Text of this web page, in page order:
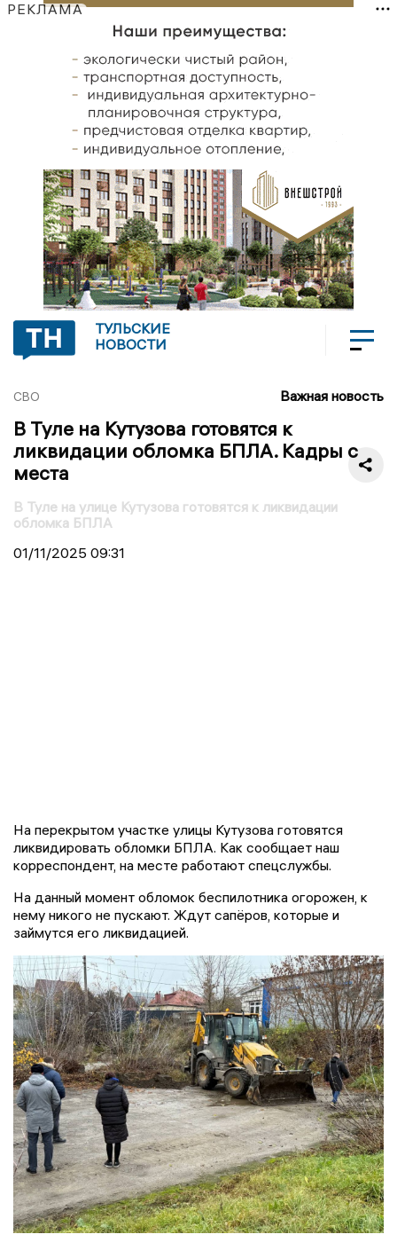
РЕКЛАМА
ТУЛЬСКИЕ
НОВОСТИ
СВО Важная новость
В Туле на Кутузова готовятся к
ликвидации обломка БПЛА. Кадры с
места
В Туле на улице Кутузова готовятся к ликвидации
обломка БПЛА
01/11/2025 09:31
На перекрытом участке улицы Кутузова готовятся
ликвидировать обломки БПЛА. Как сообщает наш
корреспондент, на месте работают спецслужбы.
На данный момент обломок беспилотника огорожен, к
нему никого не пускают. Ждут сапёров, которые и
займутся его ликвидацией.